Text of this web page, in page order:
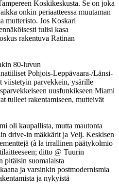
Koskikeskusta. Se on joka
onkin periaatteessa muutaman
mutteristo. Jos Koskari
tulisi kasa
rakentuva Ratinan
80-luvun
Pohjois-Leppävaara-/Länsi-
viistetyin parvekkein, ysärille
uusfunkikseen Miami
tulleet rakentamiseen, mutteivät
oli kaupallista, mutta mautonta
drive-in mäkkärit ja Velj. Keskisen
(à la irrallinen päätykolmio
ditto @ Tuurin
pitäisin suomalaista
ja varsinkin postmodernismia
ja nykyistä